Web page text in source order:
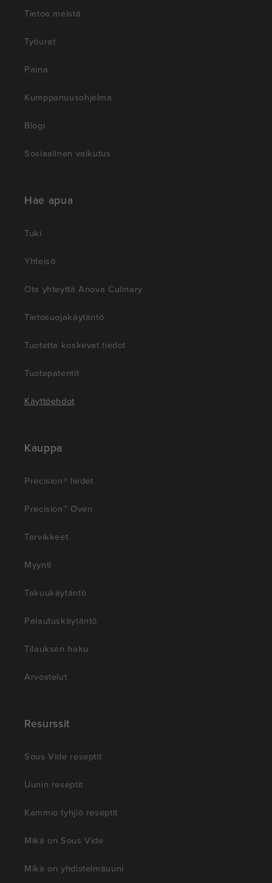
Tietoa meistä
Työurat
Paina
Kumppanuusohjelma
Blogi
Sosiaalinen vaikutus
Hae apua
Tuki
Yhteisö
Ota yhteyttä Anova Culinary
Tietosuojakäytäntö
Tuotetta koskevat tiedot
Tuotepatentit
Käyttöehdot
Kauppa
Precision® liedet
Precision™ Oven
Tarvikkeet
Myynti
Takuukäytäntö
Palautuskäytäntö
Tilauksen haku
Arvostelut
Resurssit
Sous Vide reseptit
Uunin reseptit
Kammio tyhjiö reseptit
Mikä on Sous Vide
Mikä on yhdistelmäuuni